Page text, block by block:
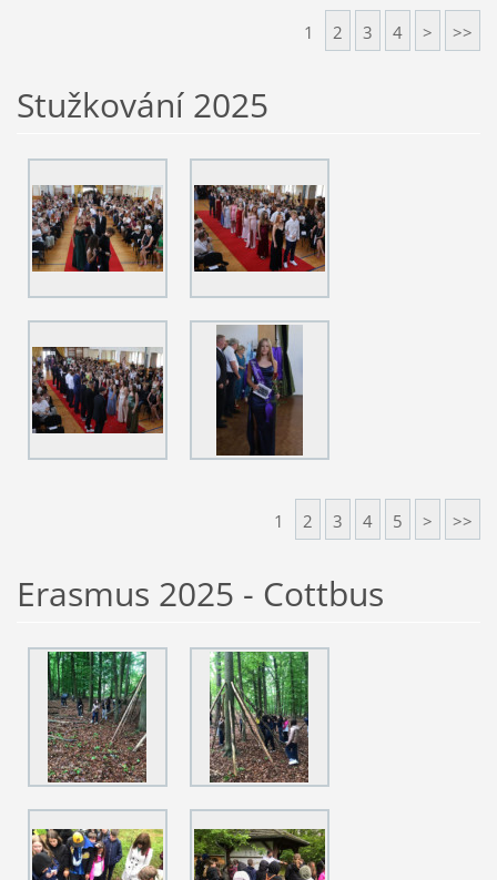
1 2 3 4 > >>
Stužkování 2025
1 2 3 4 5 > >>
Erasmus 2025 - Cottbus